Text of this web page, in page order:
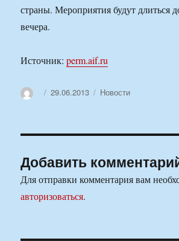
страны. Мероприятия будут длиться
вечера.
Источник:perm.aif.ru
АвторОпубликовано
29.06.2013 Рубрики
Новости
Добавить
Для отправки комментария вам
авторизоваться.